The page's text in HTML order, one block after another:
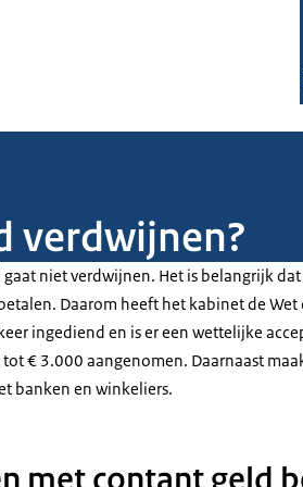
verdwijnen?
niet verdwijnen. Het is belangrijk
Daarom heeft het kabinet de Wet
ingediend en is er een wettelijke
€ 3.000 aangenomen. Daarnaast
banken en winkeliers.